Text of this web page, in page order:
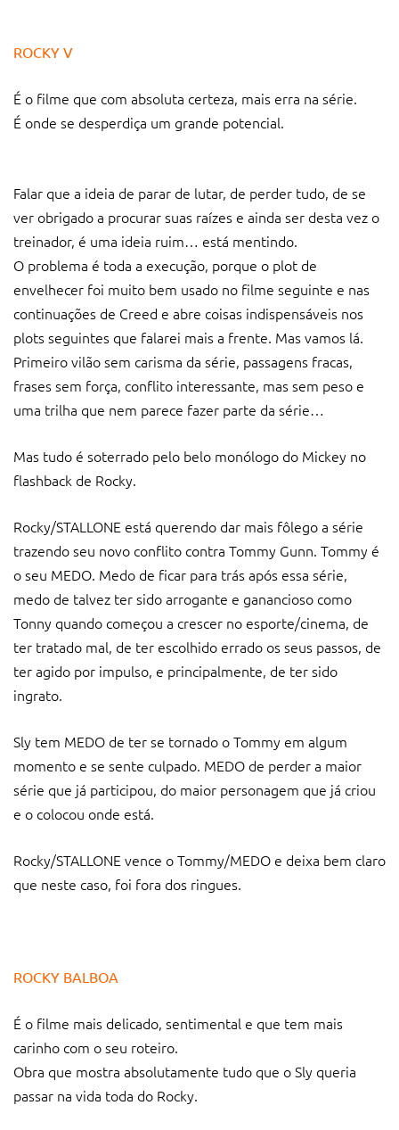
ROCKY V
É o filme que com absoluta certeza, mais erra na série.
É onde se desperdiça um grande potencial.
Falar que a ideia de parar de lutar, de perder tudo, de se
ver obrigado a procurar suas raízes e ainda ser desta vez o
treinador, é uma ideia ruim… está mentindo.
O problema é toda a execução, porque o plot de
envelhecer foi muito bem usado no filme seguinte e nas
continuações de Creed e abre coisas indispensáveis nos
plots seguintes que falarei mais a frente. Mas vamos lá.
Primeiro vilão sem carisma da série, passagens fracas,
frases sem força, conflito interessante, mas sem peso e
uma trilha que nem parece fazer parte da série…
Mas tudo é soterrado pelo belo monólogo do Mickey no
flashback de Rocky.
Rocky/STALLONE está querendo dar mais fôlego a série
trazendo seu novo conflito contra Tommy Gunn. Tommy é
o seu MEDO. Medo de ficar para trás após essa série,
medo de talvez ter sido arrogante e ganancioso como
Tonny quando começou a crescer no esporte/cinema, de
ter tratado mal, de ter escolhido errado os seus passos, de
ter agido por impulso, e principalmente, de ter sido
ingrato.
Sly tem MEDO de ter se tornado o Tommy em algum
momento e se sente culpado. MEDO de perder a maior
série que já participou, do maior personagem que já criou
e o colocou onde está.
Rocky/STALLONE vence o Tommy/MEDO e deixa bem claro
que neste caso, foi fora dos ringues.
ROCKY BALBOA
É o filme mais delicado, sentimental e que tem mais
carinho com o seu roteiro.
Obra que mostra absolutamente tudo que o Sly queria
passar na vida toda do Rocky.